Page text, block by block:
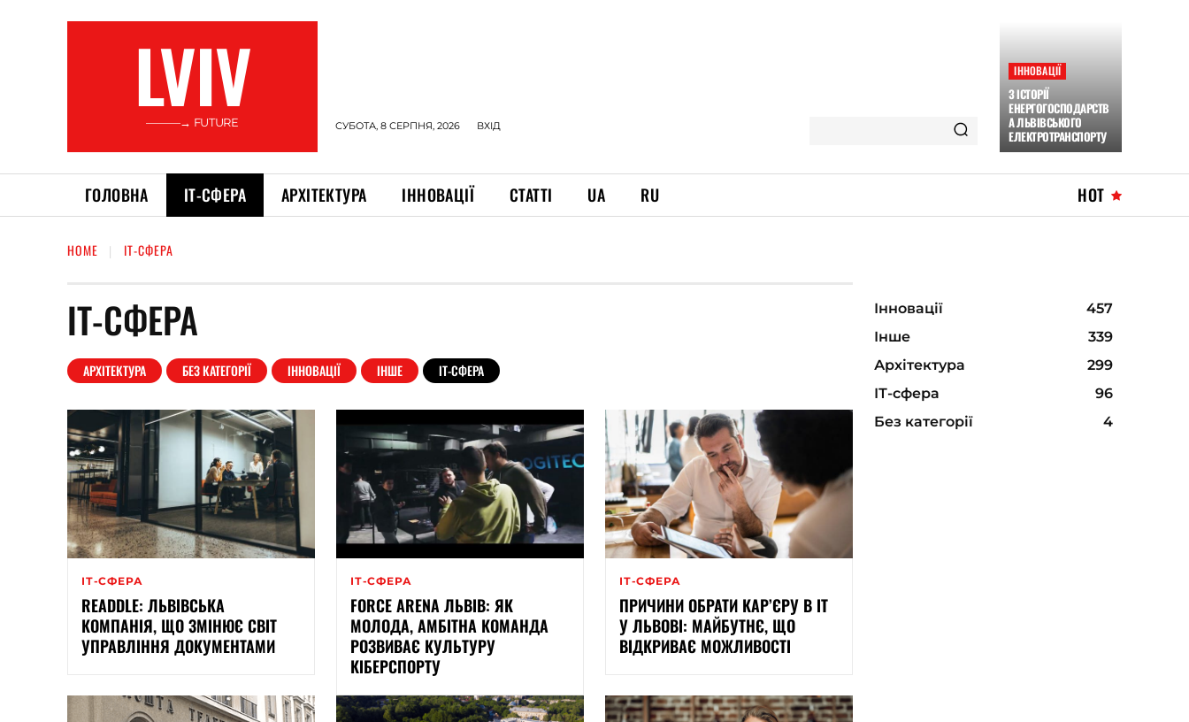
LVIV
———→ FUTURE СУБОТА, 8 СЕРПНЯ, 2026 ВХІД
ІННОВАЦІЇ
З ІСТОРІЇ
ЕНЕРГОГОСПОДАРСТВ
А ЛЬВІВСЬКОГО
ЕЛЕКТРОТРАНСПОРТУ
ГОЛОВНА ІТ-СФЕРА АРХІТЕКТУРА ІННОВАЦІЇ СТАТТІ UA RU HOT
HOME ІТ-СФЕРА
ІТ-СФЕРА
АРХІТЕКТУРА БЕЗ КАТЕГОРІЇ ІННОВАЦІЇ ІНШЕ ІТ-СФЕРА
ІТ-СФЕРА
READDLE: ЛЬВІВСЬКА
КОМПАНІЯ, ЩО ЗМІНЮЄ СВІТ
УПРАВЛІННЯ ДОКУМЕНТАМИ
ІТ-СФЕРА
FORCE ARENA ЛЬВІВ: ЯК
МОЛОДА, АМБІТНА КОМАНДА
РОЗВИВАЄ КУЛЬТУРУ
КІБЕРСПОРТУ
ІТ-СФЕРА
ПРИЧИНИ ОБРАТИ КАР’ЄРУ В ІТ
У ЛЬВОВІ: МАЙБУТНЄ, ЩО
ВІДКРИВАЄ МОЖЛИВОСТІ
Інновації
457
Інше
339
Архітектура
299
ІТ-сфера
96
Без категорії
4